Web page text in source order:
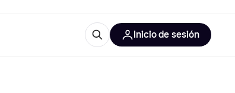
Inicio de sesión